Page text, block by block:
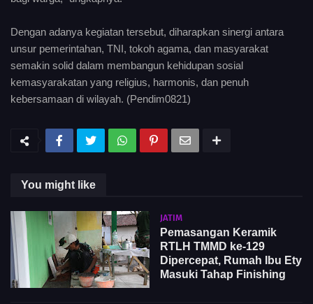
Dengan adanya kegiatan tersebut, diharapkan sinergi antara
unsur pemerintahan, TNI, tokoh agama, dan masyarakat
semakin solid dalam membangun kehidupan sosial
kemasyarakatan yang religius, harmonis, dan penuh
kebersamaan di wilayah. (Pendim0821)
You might like
JATIM
Pemasangan Keramik
RTLH TMMD ke-129
Dipercepat, Rumah Ibu Ety
Masuki Tahap Finishing